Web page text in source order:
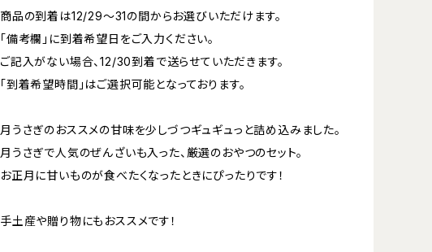
商品の到着は12/29～31の間からお選びいただけます。
「備考欄」に到着希望日をご入力ください。
ご記入がない場合、12/30到着で送らせていただきます。
「到着希望時間」はご選択可能となっております。
月うさぎのおススメの甘味を少しづつギュギュっと詰め込みました。
月うさぎで人気のぜんざいも入った、厳選のおやつのセット。
お正月に甘いものが食べたくなったときにぴったりです！
手土産や贈り物にもおススメです！